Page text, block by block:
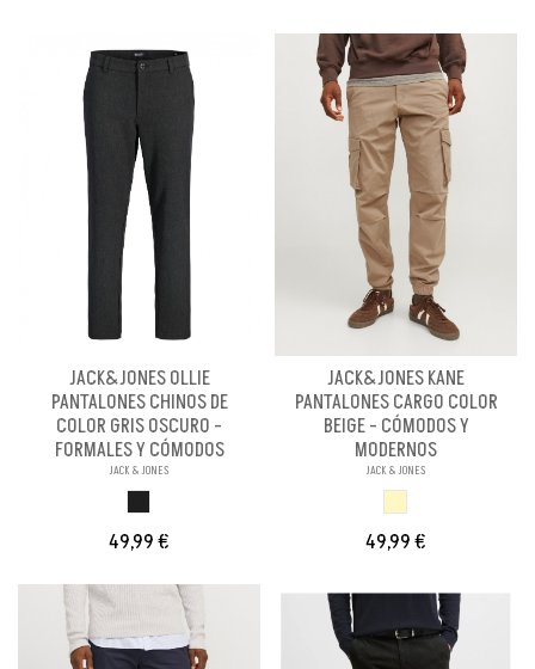
JACK&JONES OLLIE
PANTALONES CHINOS DE
COLOR GRIS OSCURO -
FORMALES Y CÓMODOS
JACK & JONES
49,99 €
JACK&JONES KANE
PANTALONES CARGO COLOR
BEIGE - CÓMODOS Y
MODERNOS
JACK & JONES
49,99 €